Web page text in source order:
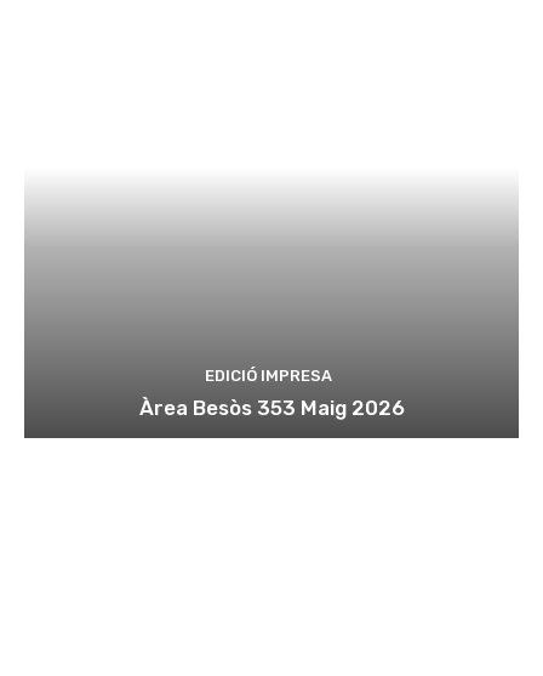
EDICIÓ IMPRESA
Àrea Besòs 353 Maig 2026